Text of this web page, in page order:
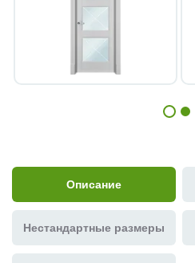
Описание
Нестандартные размеры